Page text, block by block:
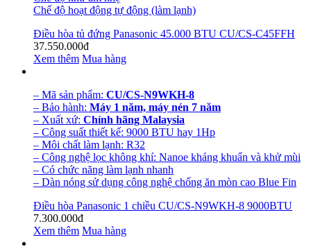
Chế độ hoạt động tự động (làm lạnh)
Điều hòa tủ đứng Panasonic 45.000 BTU CU/CS-C45FFH
37.550.000đ
Xem thêm Mua hàng
– Mã sản phẩm: CU/CS-N9WKH-8
– Bảo hành: Máy 1 năm, máy nén 7 năm
– Xuất xứ: Chính hãng Malaysia
– Công suất thiết kế: 9000 BTU hay 1Hp
– Môi chất làm lạnh: R32
– Công nghệ lọc không khí: Nanoe kháng khuẩn và khử mùi
– Có chức năng làm lạnh nhanh
– Dàn nóng sử dụng công nghệ chống ăn mòn cao Blue Fin
Điều hòa Panasonic 1 chiều CU/CS-N9WKH-8 9000BTU
7.300.000đ
Xem thêm Mua hàng